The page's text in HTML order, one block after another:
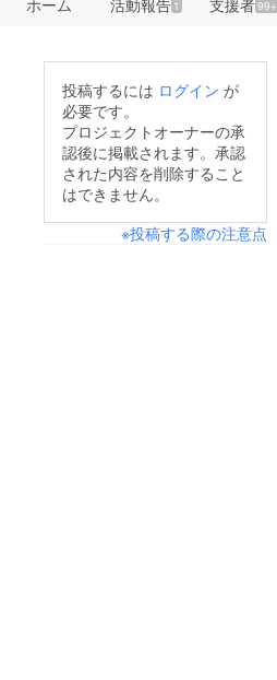
ホーム 活動報告 1 支援者99+
投稿するには ログイン が
必要です。
プロジェクトオーナーの承
認後に掲載されます。承認
された内容を削除すること
はできません。
※投稿する際の注意点